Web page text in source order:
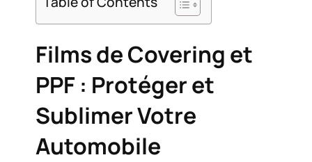
Films de Covering et
PPF : Protéger et
Sublimer Votre
Automobile